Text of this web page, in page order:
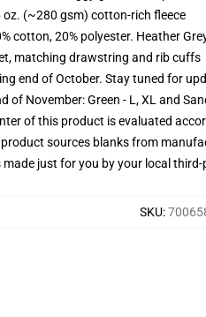
oz. (~280 gsm) cotton-rich fleece
cotton, 20% polyester. Heather
matching drawstring and rib cuffs
end of October. Stay tuned for
of November: Green - L, XL and
of this product is evaluated
sources blanks from
made just for you by your local
SKU: